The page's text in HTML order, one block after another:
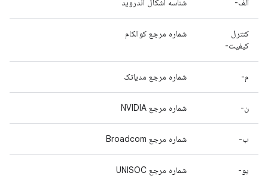
الف- شناسه اشکال اندروید
کنترل
کیفیت-
شماره مرجع کوالکام
م- شماره مرجع مدیاتک
ن- شماره مرجع NVIDIA
ب- شماره مرجع Broadcom
یو- شماره مرجع UNISOC